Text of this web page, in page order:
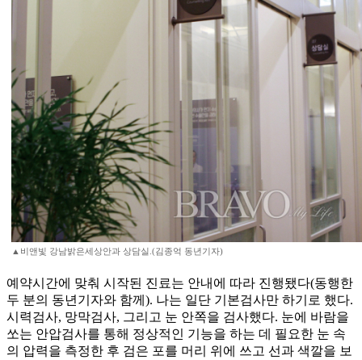
▲비앤빛 강남밝은세상안과 상담실.(김종억 동년기자)
예약시간에 맞춰 시작된 진료는 안내에 따라 진행됐다(동행한
두 분의 동년기자와 함께). 나는 일단 기본검사만 하기로 했다.
시력검사, 망막검사, 그리고 눈 안쪽을 검사했다. 눈에 바람을
쏘는 안압검사를 통해 정상적인 기능을 하는 데 필요한 눈 속
의 압력을 측정한 후 검은 포를 머리 위에 쓰고 선과 색깔을 보